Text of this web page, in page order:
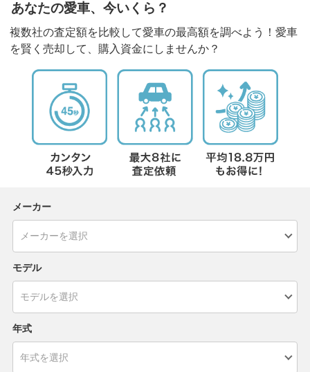
あなたの愛車、今いくら？
複数社の査定額を比較して愛車の最高額を調べよう！愛車
を賢く売却して、購入資金にしませんか？
メーカー
モデル
年式